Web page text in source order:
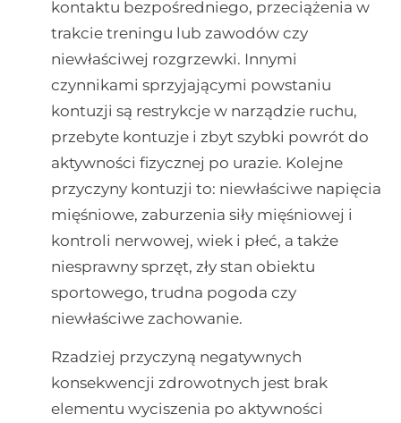
kontaktu bezpośredniego, przeciążenia w
trakcie treningu lub zawodów czy
niewłaściwej rozgrzewki. Innymi
czynnikami sprzyjającymi powstaniu
kontuzji są restrykcje w narządzie ruchu,
przebyte kontuzje i zbyt szybki powrót do
aktywności fizycznej po urazie. Kolejne
przyczyny kontuzji to: niewłaściwe napięcia
mięśniowe, zaburzenia siły mięśniowej i
kontroli nerwowej, wiek i płeć, a także
niesprawny sprzęt, zły stan obiektu
sportowego, trudna pogoda czy
niewłaściwe zachowanie.
Rzadziej przyczyną negatywnych
konsekwencji zdrowotnych jest brak
elementu wyciszenia po aktywności